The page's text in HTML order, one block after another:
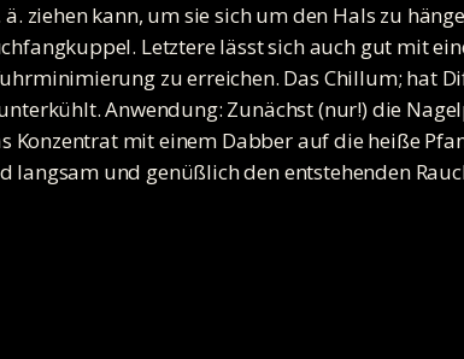
ziehen kann, um sie sich um den Hals zu
Letztere lässt sich auch gut mit
zu erreichen. Das Chillum; hat
Anwendung: Zunächst (nur!) die
Konzentrat mit einem Dabber auf die heiße
langsam und genüßlich den entstehenden